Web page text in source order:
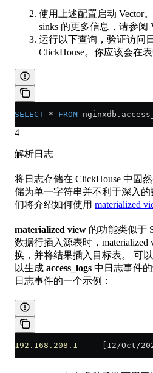
使用上述配置启动 Vector
sinks 的更多信息，请参阅
运行以下查询，验证访问
ClickHouse。你应该会在
SELECT * FROM nginxdb .
4
解析日志
将日志存储在 ClickHouse 中固
储为单一字符串并不利于深入
们将介绍如何使用 materialized
materialized view 的功能类似于
数据行插入源表时，
换，并将结果插入目标表。 可以
以生成 access_logs 中日志事件
日志事件的一个示例：
192.168.208.1 - - [12/Oct/